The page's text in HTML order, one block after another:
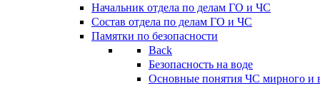
Начальник отдела по делам ГО и ЧС
Состав отдела по делам ГО и ЧС
Памятки по безопасности
Back
Безопасность на воде
Основные понятия ЧС мирного и